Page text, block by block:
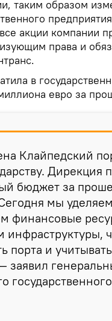
таким образом
акции компании
права и
в
​​евро за
Клайпедский
Дирекция
бюджет за
мы
финансовые
инфраструктуры,
порта и